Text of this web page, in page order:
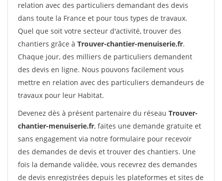
relation avec des particuliers demandant des devis
dans toute la France et pour tous types de travaux.
Quel que soit votre secteur d'activité, trouver des
chantiers grâce à Trouver-chantier-menuiserie.fr.
Chaque jour, des milliers de particuliers demandent
des devis en ligne. Nous pouvons facilement vous
mettre en relation avec des particuliers demandeurs de
travaux pour leur Habitat.
Devenez dès à présent partenaire du réseau Trouver-
chantier-menuiserie.fr, faites une demande gratuite et
sans engagement via notre formulaire pour recevoir
des demandes de devis et trouver des chantiers. Une
fois la demande validée, vous recevrez des demandes
de devis enregistrées depuis les plateformes et sites de